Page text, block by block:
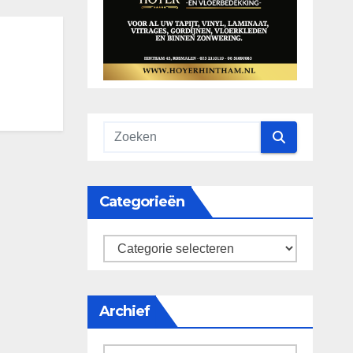
Categorieën
categorieën
Archief